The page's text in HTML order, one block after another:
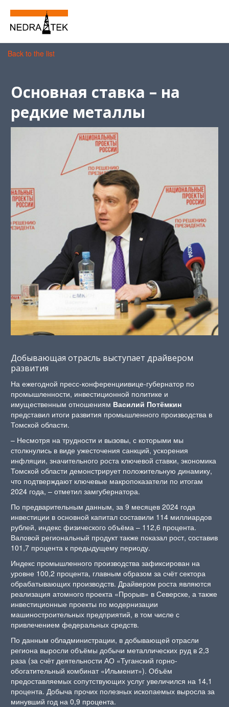
Back to the list
Основная ставка – на
редкие металлы
Добывающая отрасль выступает драйвером
развития
На ежегодной пресс-конференциивице-губернатор по
промышленности, инвестиционной политике и
имущественным отношениям Василий Потёмкин
представил итоги развития промышленного производства в
Томской области.
– Несмотря на трудности и вызовы, с которыми мы
столкнулись в виде ужесточения санкций, ускорения
инфляции, значительного роста ключевой ставки, экономика
Томской области демонстрирует положительную динамику,
что подтверждают ключевые макропоказатели по итогам
2024 года, – отметил замгубернатора.
По предварительным данным, за 9 месяцев 2024 года
инвестиции в основной капитал составили 114 миллиардов
рублей, индекс физического объёма – 112,6 процента.
Валовой региональный продукт также показал рост, составив
101,7 процента к предыдущему периоду.
Индекс промышленного производства зафиксирован на
уровне 100,2 процента, главным образом за счёт сектора
обрабатывающих производств. Драйвером роста являются
реализация атомного проекта «Прорыв» в Северске, а также
инвестиционные проекты по модернизации
машиностроительных предприятий, в том числе с
привлечением федеральных средств.
По данным обладминистрации, в добывающей отрасли
региона выросли объёмы добычи металлических руд в 2,3
раза (за счёт деятельности АО «Туганский горно-
обогатительный комбинат «Ильменит»). Объём
предоставляемых сопутствующих услуг увеличился на 14,1
процента. Добыча прочих полезных ископаемых выросла за
минувший год на 0,9 процента.